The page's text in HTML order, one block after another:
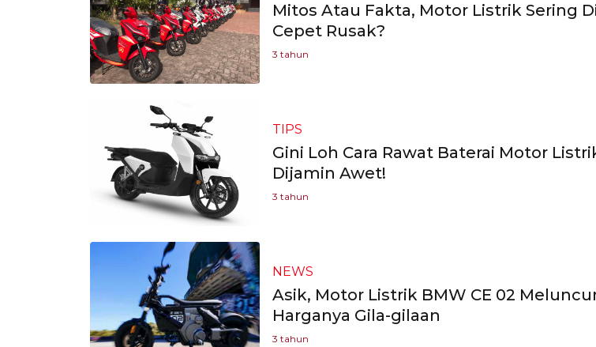
Mitos Atau Fakta, Motor Listrik Sering
Cepet Rusak?
3 tahun
TIPS
Gini Loh Cara Rawat Baterai Motor
Dijamin Awet!
3 tahun
NEWS
Asik, Motor Listrik BMW CE 02
Harganya Gila-gilaan
3 tahun